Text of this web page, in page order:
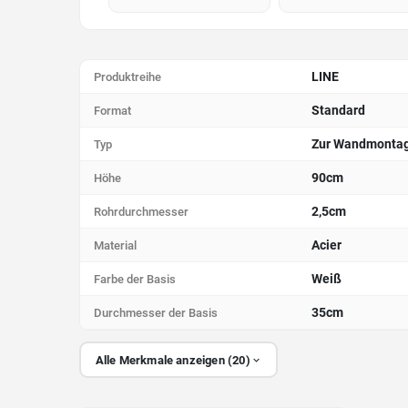
Produktreihe LINE
Format Standard
Typ Zur
Höhe 90cm
Rohrdurchmesser 2,5cm
Material Acier
Farbe der Basis Weiß
Durchmesser der Basis 35cm
Alle Merkmale anzeigen (20)